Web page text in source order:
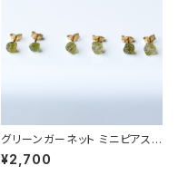
グリーンガーネット ミニピアス
原石 鉱物 天然石 シンプル 仕事
オフィス 通勤 小さい アクセサリ
¥2,700